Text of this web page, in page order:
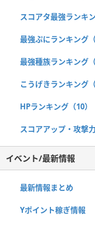
スコアタ最強ランキ
最強ぷにランキング（
最強種族ランキング（
こうげきランキング（
HPランキング（10）
スコアアップ・攻撃
イベント/最新情報
最新情報まとめ
Yポイント稼ぎ情報